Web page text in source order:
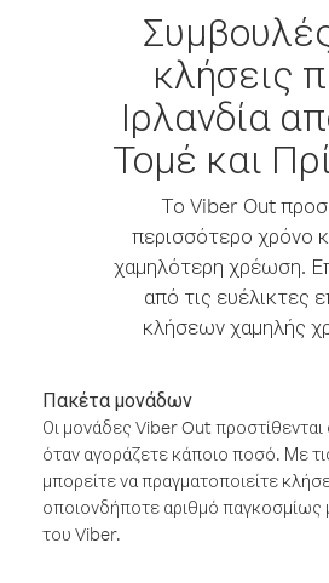
κλήσεις
Ιρλανδία
Τομέ και
Το Viber Out
περισσότερο χρόνο
χαμηλότερη χρέωση.
από τις ευέλικτες
κλήσεων χαμηλής
Πακέτα μονάδων
Οι μονάδες Viber Out
όταν αγοράζετε κάποιο ποσό. Με
μπορείτε να πραγματοποιείτε
οποιονδήποτε αριθμό παγκοσμίως
του Viber.